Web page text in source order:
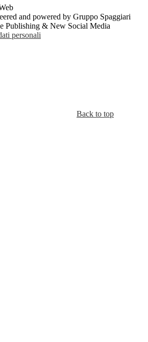
and powered by Gruppo Spaggiari
Publishing & New Social Media
personali
Back to top